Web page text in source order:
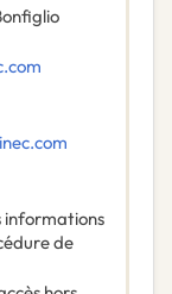
informations
de